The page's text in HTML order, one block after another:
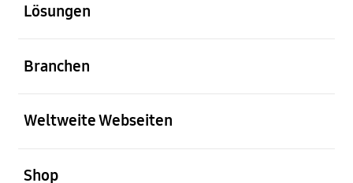
Lösungen
Branchen
Weltweite Webseiten
Shop